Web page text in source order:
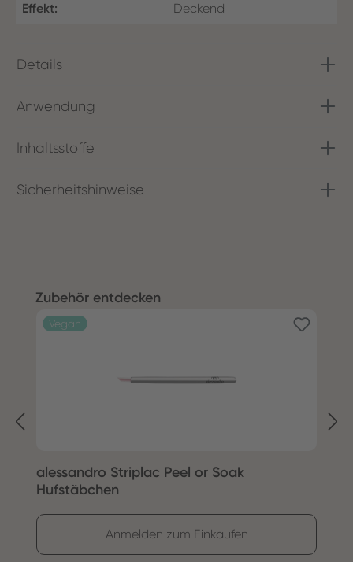
Effekt: Deckend
Details
Anwendung
Inhaltsstoffe
Sicherheitshinweise
Produktgalerie überspringen
Zubehör entdecken
Vegan
alessandro Striplac Peel or Soak
Hufstäbchen
Anmelden zum Einkaufen